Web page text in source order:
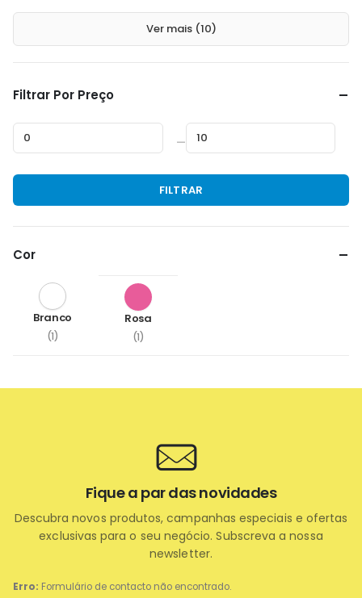
Ver mais (10)
Filtrar Por Preço
Preço
Preço
—
FILTRAR
Cor
Branco
(1)
Rosa
(1)
Erro: Formulário de contacto não encontrado.
Fique a par das novidades
Descubra novos produtos, campanhas especiais e ofertas
exclusivas para o seu negócio. Subscreva a nossa
newsletter.